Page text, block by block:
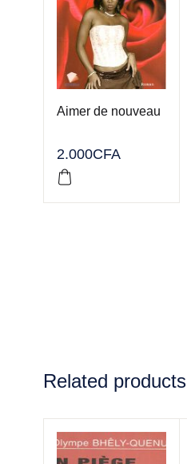
Aimer de nouveau
2.000CFA
Related products